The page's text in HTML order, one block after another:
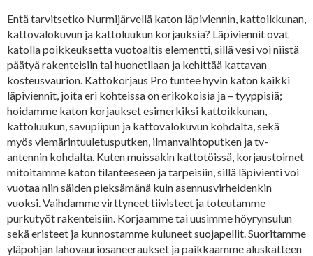
Entä tarvitsetko Nurmijärvellä katon läpiviennin, kattoikkunan,
kattovalokuvun ja kattoluukun korjauksia? Läpiviennit ovat
katolla poikkeuksetta vuotoaltis elementti, sillä vesi voi niistä
päätyä rakenteisiin tai huonetilaan ja kehittää kattavan
kosteusvaurion. Kattokorjaus Pro tuntee hyvin katon kaikki
läpiviennit, joita eri kohteissa on erikokoisia ja – tyyppisiä;
hoidamme katon korjaukset esimerkiksi kattoikkunan,
kattoluukun, savupiipun ja kattovalokuvun kohdalta, sekä
myös viemärintuuletusputken, ilmanvaihtoputken ja tv-
antennin kohdalta. Kuten muissakin kattotöissä, korjaustoimet
mitoitamme katon tilanteeseen ja tarpeisiin, sillä läpivienti voi
vuotaa niin säiden pieksämänä kuin asennusvirheidenkin
vuoksi. Vaihdamme virttyneet tiivisteet ja toteutamme
purkutyöt rakenteisiin. Korjaamme tai uusimme höyrynsulun
sekä eristeet ja kunnostamme kuluneet suojapellit. Suoritamme
yläpohjan lahovauriosaneeraukset ja paikkaamme aluskatteen